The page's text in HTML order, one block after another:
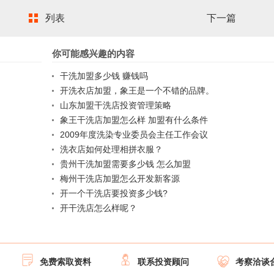
列表 下一篇
你可能感兴趣的内容
干洗加盟多少钱 赚钱吗
开洗衣店加盟，象王是一个不错的品牌。
山东加盟干洗店投资管理策略
象王干洗店加盟怎么样 加盟有什么条件
2009年度洗染专业委员会主任工作会议
洗衣店如何处理相拼衣服？
贵州干洗加盟需要多少钱 怎么加盟
梅州干洗店加盟怎么开发新客源
开一个干洗店要投资多少钱?
开干洗店怎么样呢？
 免费索取资料  联系投资顾问  考察洽谈